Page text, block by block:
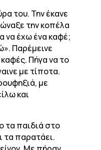
του. Την έκανε
την κοπέλα
να έχω ένα καφέ;
Παρέμεινε
Πήγα να το
με τίποτα.
με
και
τα παιδιά στο
τα παρατάει.